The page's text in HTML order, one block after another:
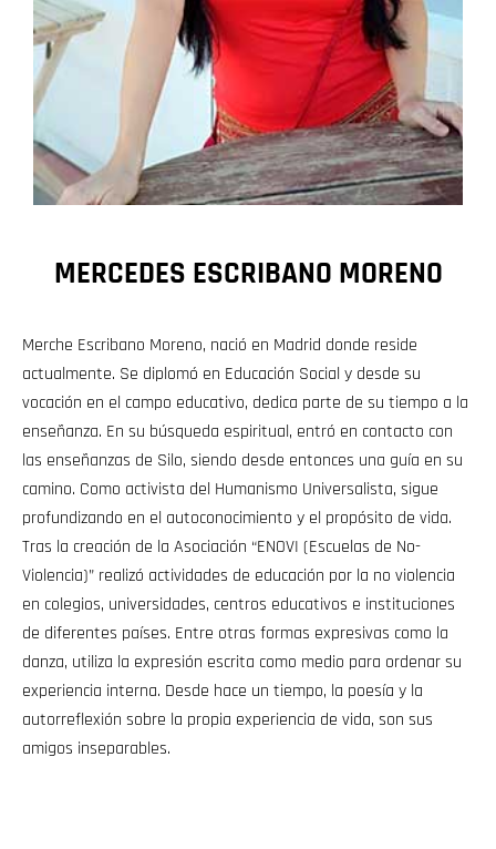
MERCEDES ESCRIBANO MORENO
Merche Escribano Moreno, nació en Madrid donde reside
actualmente. Se diplomó en Educación Social y desde su
vocación en el campo educativo, dedica parte de su tiempo a la
enseñanza. En su búsqueda espiritual, entró en contacto con
las enseñanzas de Silo, siendo desde entonces una guía en su
camino. Como activista del Humanismo Universalista, sigue
profundizando en el autoconocimiento y el propósito de vida.
Tras la creación de la Asociación “ENOVI (Escuelas de No-
Violencia)” realizó actividades de educación por la no violencia
en colegios, universidades, centros educativos e instituciones
de diferentes países. Entre otras formas expresivas como la
danza, utiliza la expresión escrita como medio para ordenar su
experiencia interna. Desde hace un tiempo, la poesía y la
autorreflexión sobre la propia experiencia de vida, son sus
amigos inseparables.